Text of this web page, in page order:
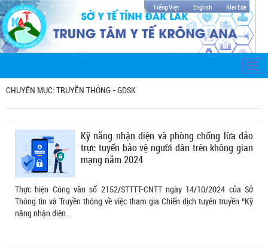
Tiếng Việt English Klei Ede
CHUYÊN MỤC: TRUYỀN THÔNG - GDSK
Kỹ năng nhận diện và phòng chống lừa đảo
trực tuyến bảo vệ người dân trên không gian
mạng năm 2024
Thực hiện Công văn số 2152/STTTT-CNTT ngày 14/10/2024 của Sở
Thông tin và Truyền thông về việc tham gia Chiến dịch tuyên truyền “Kỹ
năng nhận diện...